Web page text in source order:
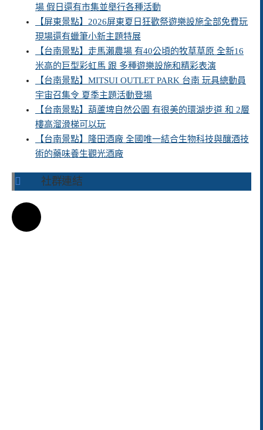
場 假日還有市集並舉行各種活動
【屏東景點】2026屏東夏日狂歡祭遊樂設施全部免費玩
現場還有蠟筆小新主題特展
【台南景點】走馬瀨農場 有40公頃的牧草草原 全新16
米高的巨型彩虹馬 跟 多種遊樂設施和精彩表演
【台南景點】MITSUI OUTLET PARK 台南 玩具總動員
宇宙召集令 夏季主題活動登場
【台南景點】葫蘆埤自然公園 有很美的環湖步道 和 2層
樓高溜滑梯可以玩
【台南景點】隆田酒廠 全國唯一結合生物科技與釀酒技
術的藥味養生觀光酒廠
社群連結